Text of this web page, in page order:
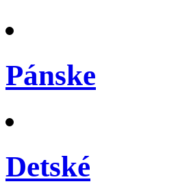
Pánske
Detské